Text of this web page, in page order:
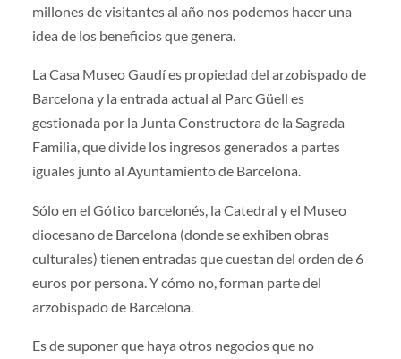
millones de visitantes al año nos podemos hacer una
idea de los beneficios que genera.
La Casa Museo Gaudí es propiedad del arzobispado de
Barcelona y la entrada actual al Parc Güell es
gestionada por la Junta Constructora de la Sagrada
Familia, que divide los ingresos generados a partes
iguales junto al Ayuntamiento de Barcelona.
Sólo en el Gótico barcelonés, la Catedral y el Museo
diocesano de Barcelona (donde se exhiben obras
culturales) tienen entradas que cuestan del orden de 6
euros por persona. Y cómo no, forman parte del
arzobispado de Barcelona.
Es de suponer que haya otros negocios que no